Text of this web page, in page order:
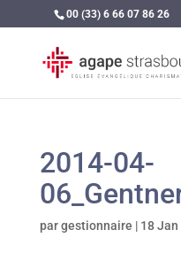
00 (33) 6 66 07 86 26
2014-04-
pargestionnaire | 18 Jan